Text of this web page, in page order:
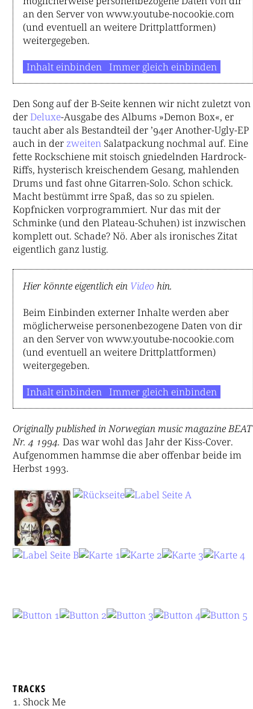
an den Server von www.youtube-nocookie.com
(und eventuell an weitere Drittplattformen)
weitergegeben.
Inhalt einbinden Immer gleich einbinden
Den Song auf der B-Seite kennen wir nicht zuletzt von
derDeluxe-Ausgabe des Albums »Demon Box«, er
taucht aber als Bestandteil der ’94er Another-Ugly-EP
auch in der zweiten Salatpackung nochmal auf. Eine
fette Rockschiene mit stoisch gniedelnden Hardrock-
Riffs, hysterisch kreischendem Gesang, mahlenden
Drums und fast ohne Gitarren-Solo. Schon schick.
Macht bestümmt irre Spaß, das so zu spielen.
Kopfnicken vorprogrammiert. Nur das mit der
Schminke (und den Plateau-Schuhen) ist inzwischen
komplett out. Schade? Nö. Aber als ironisches Zitat
eigentlich ganz lustig.
Hier könnte eigentlich ein Video hin.
Beim Einbinden externer Inhalte werden aber
möglicherweise personenbezogene Daten von dir
an den Server von www.youtube-nocookie.com
(und eventuell an weitere Drittplattformen)
weitergegeben.
Inhalt einbinden Immer gleich einbinden
Originally published in Norwegian music magazine BEAT
Nr. 4 1994. Das war wohl das Jahr der Kiss-Cover.
Aufgenommen hammse die aber offenbar beide im
Herbst 1993.
TRACKS
Shock Me